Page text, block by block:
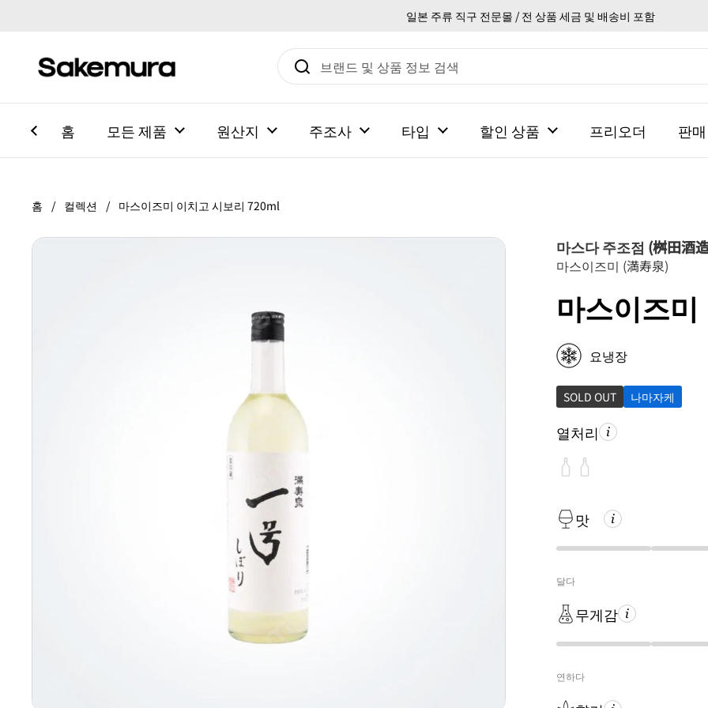
일본 주류 직구 전문몰 / 전 상품 세금 및 배송비 포함
홈 모든 제품 원산지 주조사 타입 할인 상품 프리오더 판
홈 / 컬렉션 / 마스이즈미 이치고 시보리 720ml
마스다 주조점 (桝田酒
마스이즈미 (満寿泉)
마스이즈미
요냉장
SOLD OUT 나마자케
열처리
맛
달다
무게감
연하다